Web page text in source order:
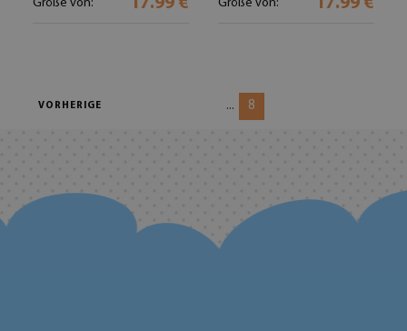
Größe von: 17.99 € Größe von: 17.99 €
VORHERIGE ... 8